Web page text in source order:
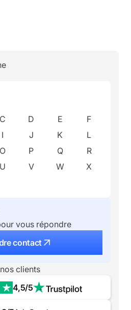
C D E
F
I J K
L
O P Q
R
U V W
X
vous répondre
contact
clients
4,5/5